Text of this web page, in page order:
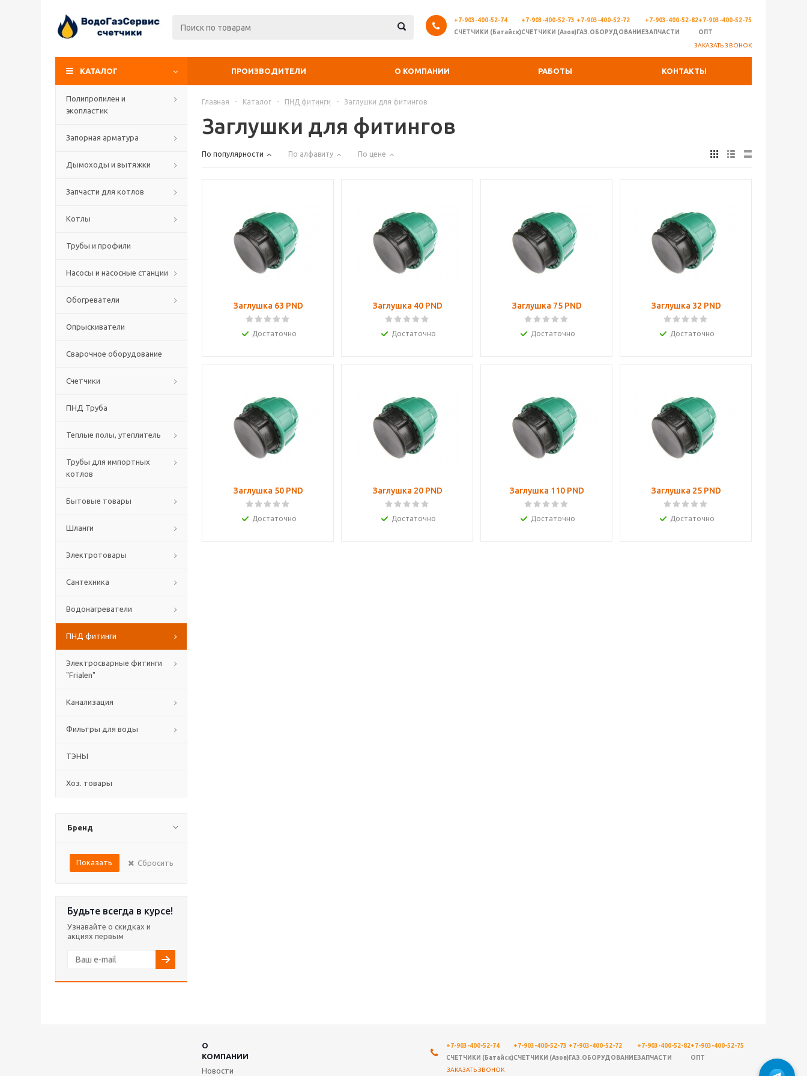
+7-903-400-52-74
СЧЕТЧИКИ (Батайск)
+7-903-400-52-73
СЧЕТЧИКИ (Азов)
+7-903-400-52-72
ГАЗ.ОБОРУДОВАНИЕ
+7-903-400-52-82
ЗАПЧАСТИ
+7-903-400-52-75
ОПТ
ЗАКАЗАТЬ ЗВОНОК
КАТАЛОГ ПРОИЗВОДИТЕЛИ О КОМПАНИИ РАБОТЫ КОНТАКТЫ
Полипропилен и
экопластик
Запорная арматура
Дымоходы и вытяжки
Запчасти для котлов
Котлы
Трубы и профили
Насосы и насосные станции
Обогреватели
Опрыскиватели
Сварочное оборудование
Счетчики
ПНД Труба
Теплые полы, утеплитель
Трубы для импортных
котлов
Бытовые товары
Шланги
Электротовары
Сантехника
Водонагреватели
ПНД фитинги
Электросварные фитинги
"Frialen"
Канализация
Фильтры для воды
ТЭНЫ
Хоз. товары
Бренд
Сбросить
Будьте всегда в курсе!
Узнавайте о скидках и
акциях первым
Главная - Каталог - ПНД фитинги - Заглушки для фитингов
Заглушки для фитингов
По популярности По алфавиту По цене
Заглушка 63 PND
Достаточно
Заглушка 40 PND
Достаточно
Заглушка 75 PND
Достаточно
Заглушка 32 PND
Достаточно
Заглушка 50 PND
Достаточно
Заглушка 20 PND
Достаточно
Заглушка 110 PND
Достаточно
Заглушка 25 PND
Достаточно
О
КОМПАНИИ
Новости
+7-903-400-52-74
СЧЕТЧИКИ (Батайск)
+7-903-400-52-73
СЧЕТЧИКИ (Азов)
+7-903-400-52-72
ГАЗ.ОБОРУДОВАНИЕ
+7-903-400-52-82
ЗАПЧАСТИ
+7-903-400-52-75
ОПТ
ЗАКАЗАТЬ ЗВОНОК